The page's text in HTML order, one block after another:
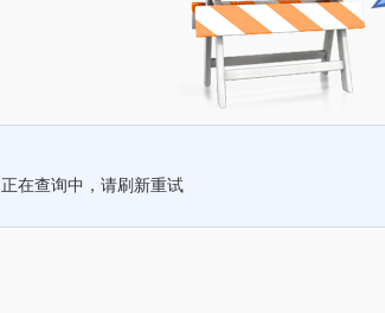
正在查询中，请刷新重试